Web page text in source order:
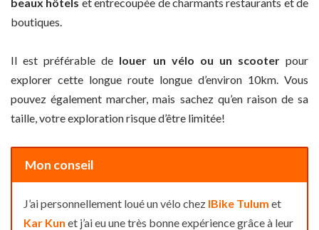
boutiques.
Il est préférable de louer un vélo ou un scooterpour
explorer cette longue route longue d’environ 10km. Vous
pouvez également marcher, mais sachez qu’en raison de sa
taille, votre exploration risque d’être limitée!
Mon conseil
J’ai personnellement loué un vélo chez IBike Tulum et
Kar Kun et j’ai eu une très bonne expérience grâce à leur